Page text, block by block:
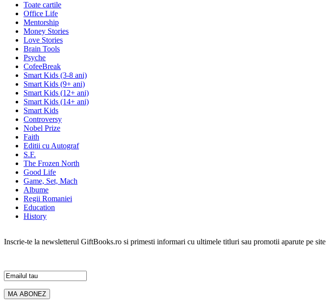
Toate cartile
Office Life
Mentorship
Money Stories
Love Stories
Brain Tools
Psyche
CofeeBreak
Smart Kids (3-8 ani)
Smart Kids (9+ ani)
Smart Kids (12+ ani)
Smart Kids (14+ ani)
Smart Kids
Controversy
Nobel Prize
Faith
Editii cu Autograf
S.F.
The Frozen North
Good Life
Game, Set, Mach
Albume
Regii Romaniei
Education
History
Inscrie-te la newsletterul GiftBooks.ro si primesti informari cu ultimele titluri sau promotii aparute pe site